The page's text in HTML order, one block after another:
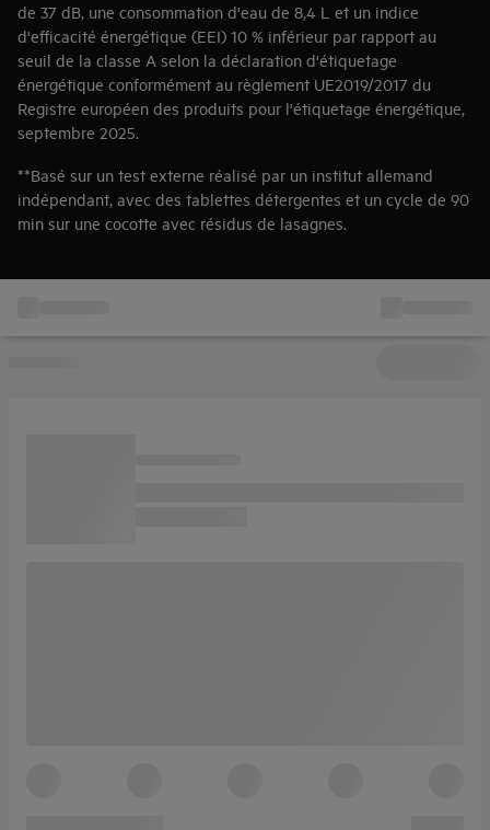
de 37 dB, une consommation d'eau de 8,4 L et un indice
d'efficacité énergétique (EEI) 10 % inférieur par rapport au
seuil de la classe A selon la déclaration d'étiquetage
énergétique conformément au règlement UE2019/2017 du
Registre européen des produits pour l'étiquetage énergétique,
septembre 2025.
**Basé sur un test externe réalisé par un institut allemand
indépendant, avec des tablettes détergentes et un cycle de 90
min sur une cocotte avec résidus de lasagnes.